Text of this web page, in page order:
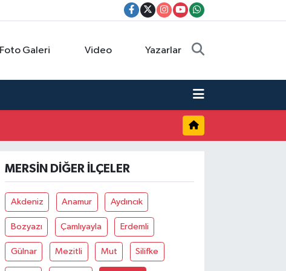
Foto Galeri Video Yazarlar
MERSIN DIĞER İLÇELER
Akdeniz Anamur Aydıncık
Bozyazı Çamlıyayla Erdemli
Gülnar Mezitli Mut Silifke